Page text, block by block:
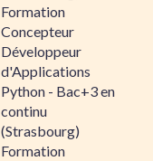
Formation
Concepteur
Développeur
d'Applications
Python - Bac+3 en
continu
(Strasbourg)
Formation